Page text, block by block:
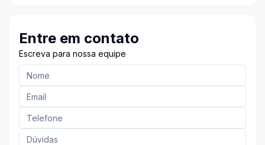
Entre em contato
Escreva para nossa equipe